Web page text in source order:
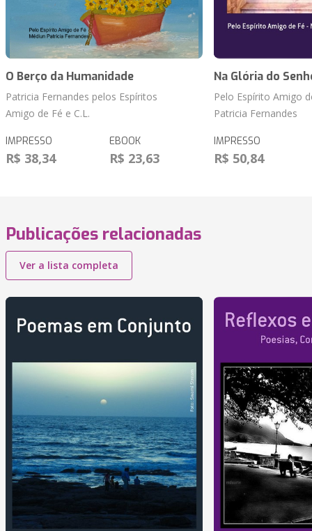
O Berço da Humanidade
Patricia Fernandes pelos Espíritos
Amigo de Fé e C.L.
IMPRESSO
R$ 38,34
EBOOK
R$ 23,63
Na Glória do
Pelo Espírito Amigo
Patricia Fernandes
IMPRESSO
R$ 50,84
Publicações relacionadas
Ver a lista completa